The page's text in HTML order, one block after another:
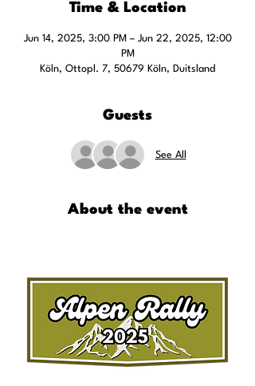
Time & Location
Jun 14, 2025, 3:00 PM – Jun 22, 2025, 12:00
PM
Köln, Ottopl. 7, 50679 Köln, Duitsland
Guests
See All
About the event